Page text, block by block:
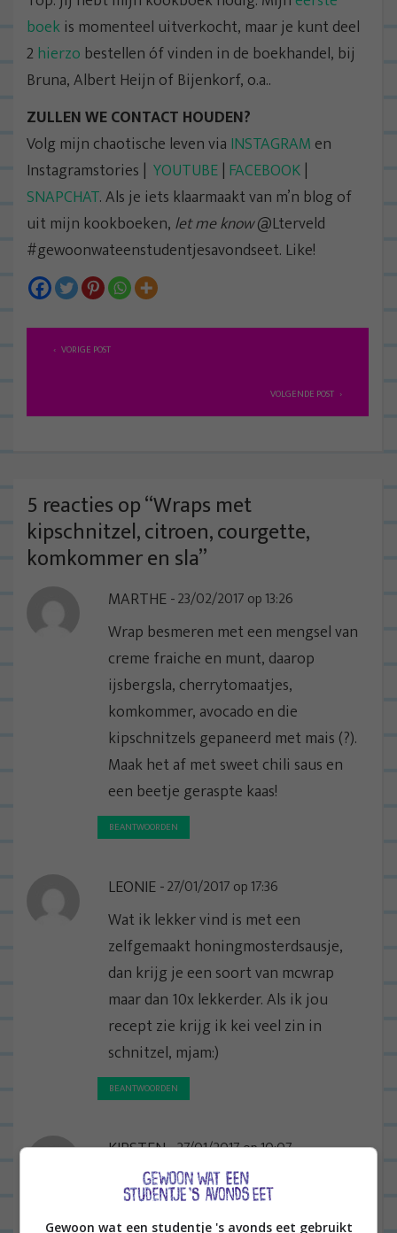
boek is momenteel uitverkocht, maar je kunt deel
2 hierzo bestellen óf vinden in de boekhandel, bij
Bruna, Albert Heijn of Bijenkorf, o.a..
ZULLEN WE CONTACT HOUDEN?
Volg mijn chaotische leven via INSTAGRAM en
Instagramstories | YOUTUBE | FACEBOOK |
SNAPCHAT. Als je iets klaarmaakt van m’n blog of
uit mijn kookboeken, let me know@Lterveld
#gewoonwateenstudentjesavondseet. Like!
i
t
n
a
i
g
VORIGE POST
VOLGENDE POST
5 reacties op “Wraps met
kipschnitzel, citroen, courgette,
komkommer en sla”
MARTHE 23/02/2017 op 13:26
Wrap besmeren met een mengsel van
creme fraiche en munt, daarop
ijsbergsla, cherrytomaatjes,
komkommer, avocado en die
kipschnitzels gepaneerd met mais (?).
Maak het af met sweet chili saus en
een beetje geraspte kaas!
BEANTWOORDEN
LEONIE 27/01/2017 op 17:36
Wat ik lekker vind is met een
zelfgemaakt honingmosterdsausje,
dan krijg je een soort van mcwrap
maar dan 10x lekkerder. Als ik jou
recept zie krijg ik kei veel zin in
schnitzel, mjam:)
BEANTWOORDEN
KIRSTEN 27/01/2017 op 10:07
Schnitzels zelf paneren is ook echt
heerlijk! Men neme 1 bord/schaal met
Gewoon wat een studentje 's avonds eet gebruikt